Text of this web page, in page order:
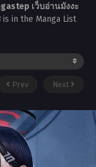
เว็บอ่านมังงะ
is in the Manga List
Prev Next